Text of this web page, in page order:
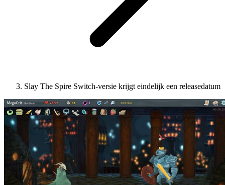
Slay The Spire Switch-versie krijgt eindelijk een releasedatum